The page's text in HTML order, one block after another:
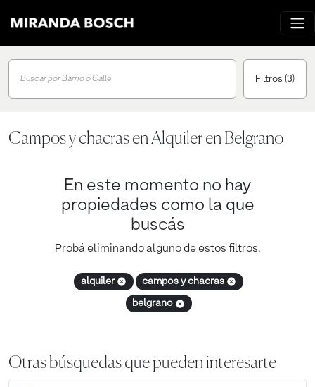
Buscar por Barrio o Calle Filtros (3)
Campos y chacras en Alquiler en Belgrano
En este momento no hay
propiedades como la que
buscás
Probá eliminando alguno de estos filtros.
alquiler campos y chacras
belgrano
Otras búsquedas que pueden interesarte